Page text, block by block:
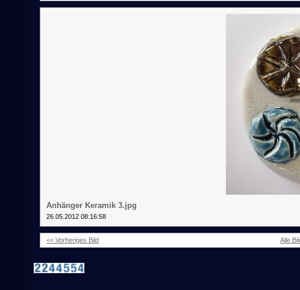
Anhänger Keramik 3.jpg
26.05.2012 08:16:58
<< Vorheriges Bild Alle